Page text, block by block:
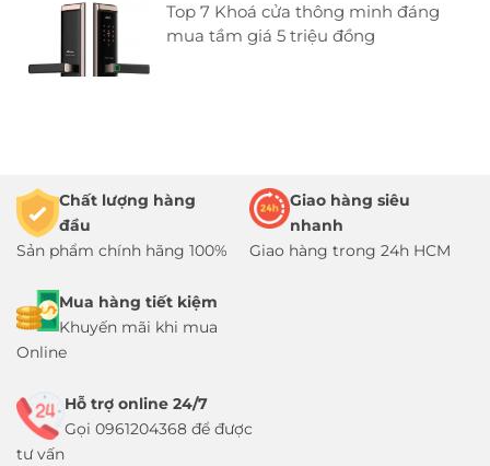
Top 7 Khoá cửa thông minh đáng
mua tầm giá 5 triệu đồng
Chất lượng hàng
đầu
Sản phẩm chính hãng 100%
Giao hàng siêu
nhanh
Giao hàng trong 24h HCM
Mua hàng tiết kiệm
Khuyến mãi khi mua
Online
Hỗ trợ online 24/7
Gọi 0961204368 để được
tư vấn